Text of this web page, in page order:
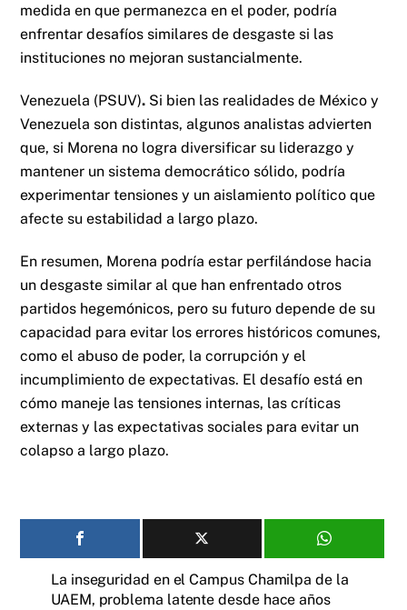
medida en que permanezca en el poder, podría
enfrentar desafíos similares de desgaste si las
instituciones no mejoran sustancialmente.
Venezuela (PSUV). Si bien las realidades de México y
Venezuela son distintas, algunos analistas advierten
que, si Morena no logra diversificar su liderazgo y
mantener un sistema democrático sólido, podría
experimentar tensiones y un aislamiento político que
afecte su estabilidad a largo plazo.
En resumen, Morena podría estar perfilándose hacia
un desgaste similar al que han enfrentado otros
partidos hegemónicos, pero su futuro depende de su
capacidad para evitar los errores históricos comunes,
como el abuso de poder, la corrupción y el
incumplimiento de expectativas. El desafío está en
cómo maneje las tensiones internas, las críticas
externas y las expectativas sociales para evitar un
colapso a largo plazo.
La inseguridad en el Campus Chamilpa de la
UAEM, problema latente desde hace años